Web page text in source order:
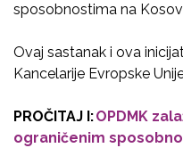
sposobnostima na
Ovaj sastanak i ova
Kancelarije Evropske
PROČITAJ I:OPDMK
ograničenim